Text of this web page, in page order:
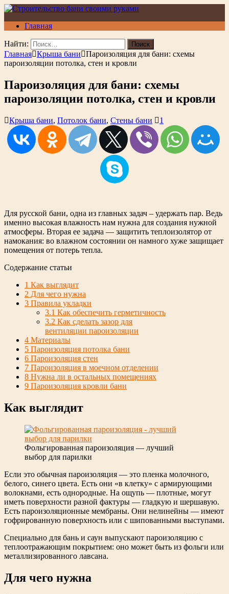
Главная
Найти:
Главная Крыша бани
Пароизоляция для бани: схемы
пароизоляции потолка, стен и кровли
Пароизоляция для бани: схемы
пароизоляции потолка, стен и кровли
Крыша бани, Потолок бани, Стены бани 1
Для русской бани, одна из главных задач – удержать пар. Ведь
именно высокая влажность нам нужна для создания нужной
атмосферы. Вторая ее задача — защитить теплоизолятор от
намокания: во влажном состоянии он намного хуже защищает
помещения от потерь тепла.
Содержание статьи
1 Как выглядит
2 Для чего нужна
3 Правила укладки
3.1 Как обеспечить герметичность
3.2 Как сделать зазор для
вентиляции пароизоляции
4 Материалы
5 Пароизоляция потолка бани
6 Пароизоляция стен
7 Пароизоляция в моечном отделении
8 Нужна ли в остальных помещениях
9 Пароизоляция кровли бани
Как выглядит
Фольгированная пароизоляция — лучший
выбор для парилки
Если это обычная пароизоляция — это пленка молочного,
белого, синего цвета. Есть они «в клетку» с армирующими
волокнами, есть однородные. На ощупь — плотные, могут
иметь поверхности разной фактуры — гладкую и шершавую.
Есть пароизоляционные мембраны. Они нелинейны — имеют
гофрированную поверхность или с шипованными выступами.
Специально для бань и саун выпускают пароизоляцию с
теплоотражающим покрытием: оно может быть из фольги или
металлизированного лавсана.
Для чего нужна